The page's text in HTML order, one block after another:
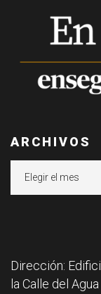
ARCHIVOS
Dirección:
la Calle del